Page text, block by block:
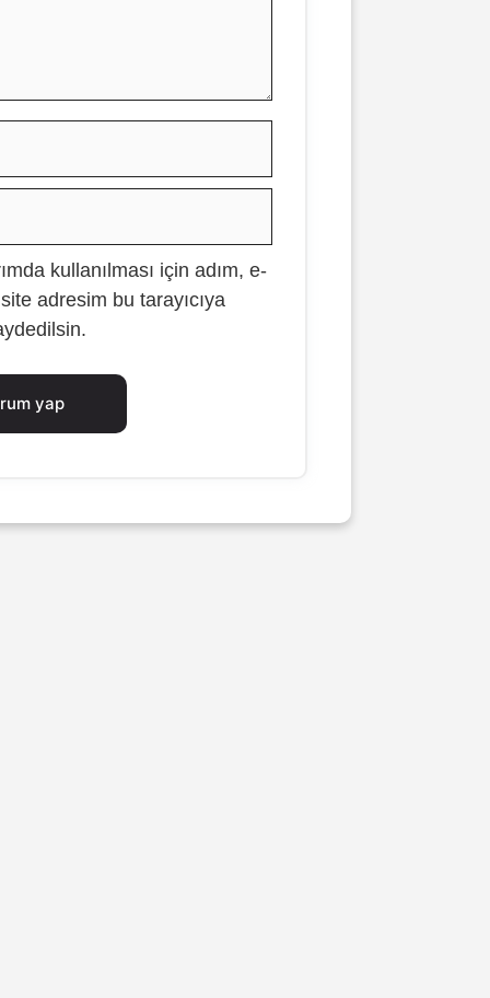
İnternet
sitesi
kullanılması için adım, e-
adresim bu tarayıcıya